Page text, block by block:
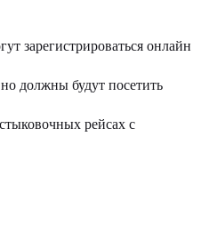
зарегистрироваться онлайн
должны будут посетить
рейсах с